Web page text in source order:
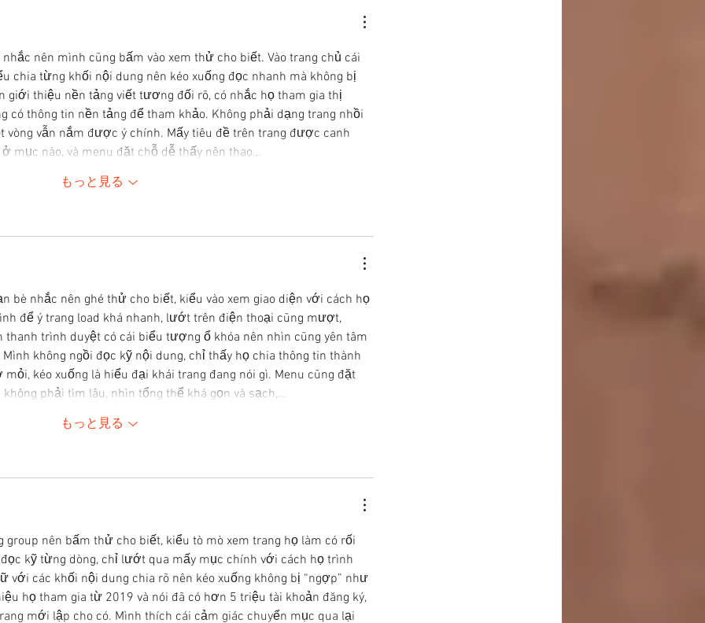
nên mình cũng bấm vào xem thử cho biết. Vào trang chủ cái
chia từng khối nội dung nên kéo xuống đọc nhanh mà không bị
giới thiệu nền tảng viết tương đối rõ, có nhắc họ tham gia thị
thông tin nền tảng để tham khảo. Không phải dạng trang nhồi
vẫn nắm được ý chính. Mấy tiêu đề trên trang được canh
mục nào, và menu đặt chỗ dễ thấy nên thao…
もっと見る
bè nhắc nên ghé thử cho biết, kiểu vào xem giao diện với cách họ
để ý trang load khá nhanh, lướt trên điện thoại cũng mượt,
thanh trình duyệt có cái biểu tượng ổ khóa nên nhìn cũng yên tâm
không ngồi đọc kỹ nội dung, chỉ thấy họ chia thông tin thành
kéo xuống là hiểu đại khái trang đang nói gì. Menu cũng đặt
phải tìm lâu, nhìn tổng thể khá gọn và sạch,…
もっと見る
nên bấm thử cho biết, kiểu tò mò xem trang họ làm có rối
kỹ từng dòng, chỉ lướt qua mấy mục chính với cách họ trình
với các khối nội dung chia rõ nên kéo xuống không bị “ngợp” như
họ tham gia từ 2019 và nói đã có hơn 5 triệu tài khoản đăng ký,
mới lập cho có. Mình thích cái cảm giác chuyển mục qua lại